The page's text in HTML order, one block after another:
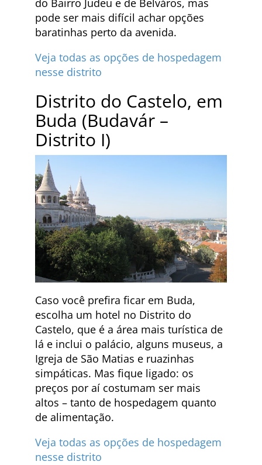
pode ser mais difícil achar opções
baratinhas perto da avenida.
Veja todas as opções de hospedagem
nesse distrito
Distrito do Castelo, em
Buda (Budavár –
Distrito I)
Caso você prefira ficar em Buda,
escolha um hotel no Distrito do
Castelo, que é a área mais turística de
lá e inclui o palácio, alguns museus, a
Igreja de São Matias e ruazinhas
simpáticas. Mas fique ligado: os
preços por aí costumam ser mais
altos – tanto de hospedagem quanto
de alimentação.
Veja todas as opções de hospedagem
nesse distrito